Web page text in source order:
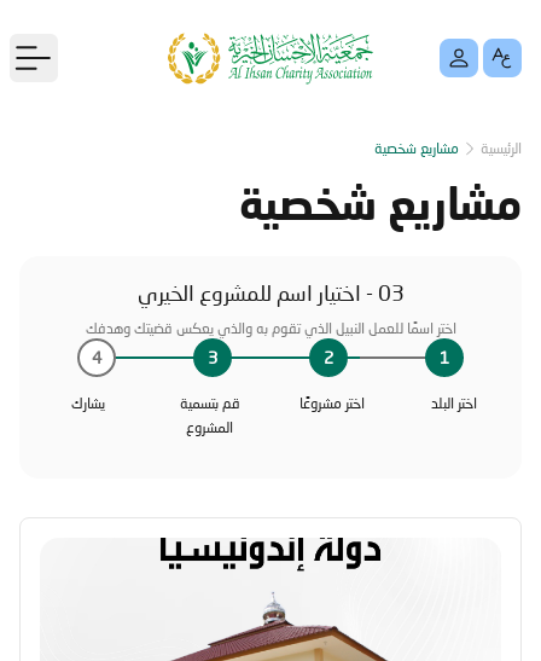
الرئيسية مشاريع شخصية
مشاريع شخصية
03 - اختيار اسم للمشروع الخيري
اختر اسمًا للعمل النبيل الذي تقوم به والذي يعكس قضيتك وهدفك
1
2
3
4
اختر البلد اختر مشروعًا
قم بتسمية
المشروع
يشارك